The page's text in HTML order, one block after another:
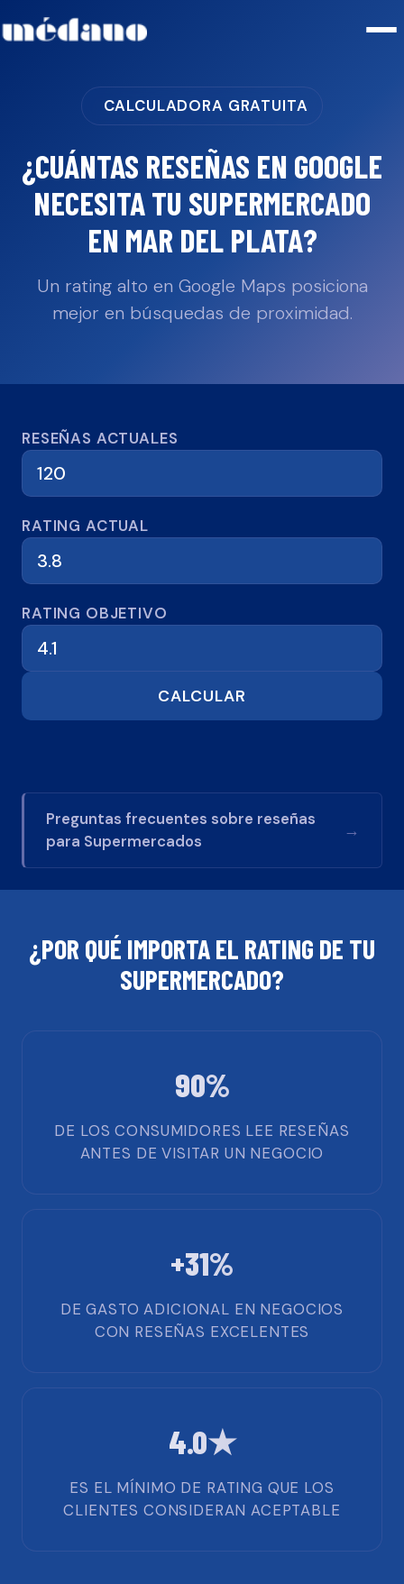
CALCULADORA GRATUITA
¿CUÁNTAS RESEÑAS EN GOOGLE
NECESITA TU SUPERMERCADO
EN MAR DEL PLATA?
Un rating alto en Google Maps posiciona
mejor en búsquedas de proximidad.
Calculadora de reseñas
RESEÑAS ACTUALES
RATING ACTUAL
RATING OBJETIVO
CALCULAR
Preguntas frecuentes sobre reseñas
para Supermercados
→
¿POR QUÉ IMPORTA EL RATING DE TU
SUPERMERCADO?
90%
DE LOS CONSUMIDORES LEE RESEÑAS
ANTES DE VISITAR UN NEGOCIO
+31%
DE GASTO ADICIONAL EN NEGOCIOS
CON RESEÑAS EXCELENTES
4.0★
ES EL MÍNIMO DE RATING QUE LOS
CLIENTES CONSIDERAN ACEPTABLE